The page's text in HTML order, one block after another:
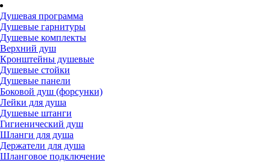
Душевая программа
Душевые гарнитуры
Душевые комплекты
Верхний душ
Кронштейны душевые
Душевые стойки
Душевые панели
Боковой душ (форсунки)
Лейки для душа
Душевые штанги
Гигиенический душ
Шланги для душа
Держатели для душа
Шланговое подключение